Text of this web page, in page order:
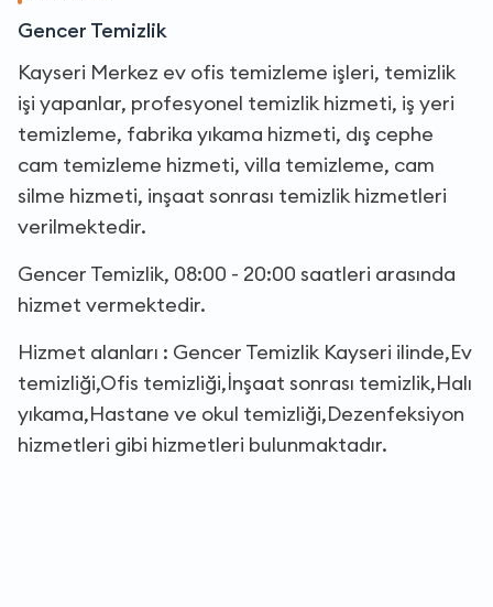
Gencer Temizlik
Kayseri Merkez ev ofis temizleme işleri, temizlik
işi yapanlar, profesyonel temizlik hizmeti, iş yeri
temizleme, fabrika yıkama hizmeti, dış cephe
cam temizleme hizmeti, villa temizleme, cam
silme hizmeti, inşaat sonrası temizlik hizmetleri
verilmektedir.
Gencer Temizlik, 08:00 - 20:00 saatleri arasında
hizmet vermektedir.
Hizmet alanları : Gencer Temizlik Kayseri ilinde,Ev
temizliği,Ofis temizliği,İnşaat sonrası temizlik,Halı
yıkama,Hastane ve okul temizliği,Dezenfeksiyon
hizmetleri gibi hizmetleri bulunmaktadır.